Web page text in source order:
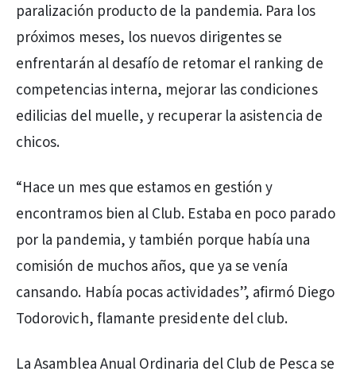
paralización producto de la pandemia. Para los
próximos meses, los nuevos dirigentes se
enfrentarán al desafío de retomar el ranking de
competencias interna, mejorar las condiciones
edilicias del muelle, y recuperar la asistencia de
chicos.
“Hace un mes que estamos en gestión y
encontramos bien al Club. Estaba en poco parado
por la pandemia, y también porque había una
comisión de muchos años, que ya se venía
cansando. Había pocas actividades”, afirmó Diego
Todorovich, flamante presidente del club.
La Asamblea Anual Ordinaria del Club de Pesca se